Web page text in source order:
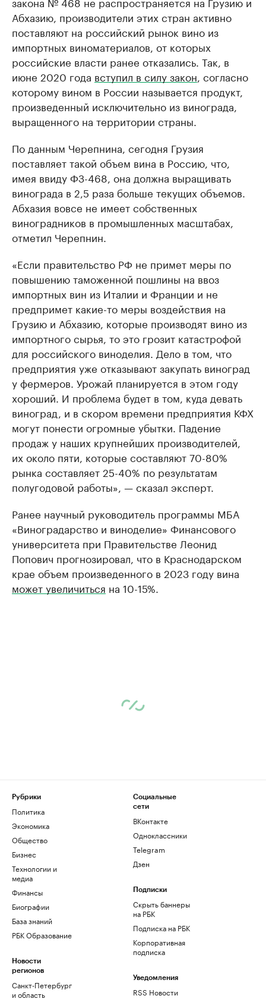
Абхазию, производители этих стран активно
поставляют на российский рынок вино из
импортных виноматериалов, от которых
российские власти ранее отказались. Так, в
июне 2020 года вступил в силу закон, согласно
которому вином в России называется продукт,
произведенный исключительно из винограда,
выращенного на территории страны.
По данным Черепнина, сегодня Грузия
поставляет такой объем вина в Россию, что,
имея ввиду ФЗ-468, она должна выращивать
винограда в 2,5 раза больше текущих объемов.
Абхазия вовсе не имеет собственных
виноградников в промышленных масштабах,
отметил Черепнин.
«Если правительство РФ не примет меры по
повышению таможенной пошлины на ввоз
импортных вин из Италии и Франции и не
предпримет какие-то меры воздействия на
Грузию и Абхазию, которые производят вино из
импортного сырья, то это грозит катастрофой
для российского виноделия. Дело в том, что
предприятия уже отказывают закупать виноград
у фермеров. Урожай планируется в этом году
хороший. И проблема будет в том, куда девать
виноград, и в скором времени предприятия КФХ
могут понести огромные убытки. Падение
продаж у наших крупнейших производителей,
их около пяти, которые составляют 70-80%
рынка составляет 25-40% по результатам
полугодовой работы», — сказал эксперт.
Ранее научный руководитель программы МБА
«Виноградарство и виноделие» Финансового
университета при Правительстве Леонид
Попович прогнозировал, что в Краснодарском
крае объем произведенного в 2023 году вина
может увеличиться на 10-15%.
Рубрики
Политика
Экономика
Общество
Бизнес
Технологии и
медиа
Финансы
Биографии
База знаний
РБК Образование
Новости
регионов
Санкт-Петербург
и область
Социальные
сети
ВКонтакте
Одноклассники
Telegram
Дзен
Подписки
Скрыть баннеры
на РБК
Подписка на РБК
Корпоративная
подписка
Уведомления
RSS Новости